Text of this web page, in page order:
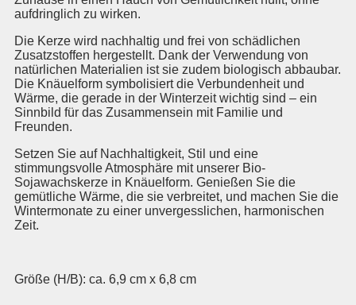
aufdringlich zu wirken.
Die Kerze wird nachhaltig und frei von schädlichen
Zusatzstoffen hergestellt. Dank der Verwendung von
natürlichen Materialien ist sie zudem biologisch abbaubar.
Die Knäuelform symbolisiert die Verbundenheit und
Wärme, die gerade in der Winterzeit wichtig sind – ein
Sinnbild für das Zusammensein mit Familie und
Freunden.
Setzen Sie auf Nachhaltigkeit, Stil und eine
stimmungsvolle Atmosphäre mit unserer Bio-
Sojawachskerze in Knäuelform. Genießen Sie die
gemütliche Wärme, die sie verbreitet, und machen Sie die
Wintermonate zu einer unvergesslichen, harmonischen
Zeit.
Größe (H/B): ca. 6,9 cm x 6,8 cm